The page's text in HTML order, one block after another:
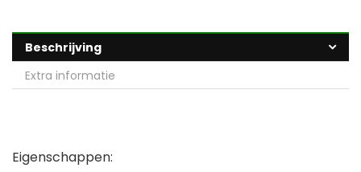
Beschrijving
Extra informatie
Eigenschappen: